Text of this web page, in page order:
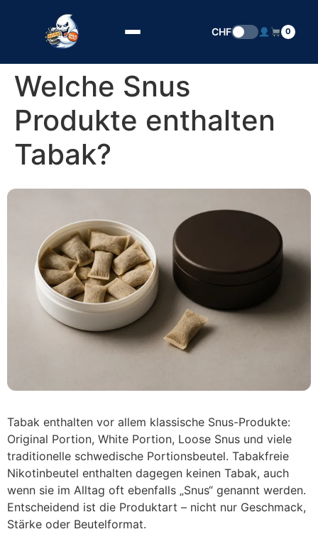
CHF 0
Welche Snus
Produkte enthalten
Tabak?
Tabak enthalten vor allem klassische Snus-Produkte:
Original Portion, White Portion, Loose Snus und viele
traditionelle schwedische Portionsbeutel. Tabakfreie
Nikotinbeutel enthalten dagegen keinen Tabak, auch
wenn sie im Alltag oft ebenfalls „Snus“ genannt werden.
Entscheidend ist die Produktart – nicht nur Geschmack,
Stärke oder Beutelformat.